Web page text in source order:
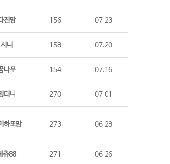
진맘 156 07.23
시니 158 07.20
나무 154 07.16
디니 270 07.01
하또맘 273 06.28
츄88 271 06.26